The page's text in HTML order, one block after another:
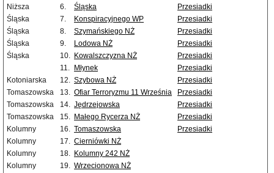
Niższa
6. Śląska
Przesiadki
Śląska
7. Konspiracyjnego WP
Przesiadki
Śląska
8. Szymańskiego NŻ
Przesiadki
Śląska
9. Lodowa NŻ
Przesiadki
Śląska
10. Kowalszczyzna NŻ
Przesiadki
11.
Młynek
Przesiadki
Kotoniarska
12. Szybowa NŻ
Przesiadki
Tomaszowska
13. Ofiar Terroryzmu 11 Września
Przesiadki
Tomaszowska
14. Jędrzejowska
Przesiadki
Tomaszowska
15. Małego Rycerza NŻ
Przesiadki
Kolumny
16. Tomaszowska
Przesiadki
Kolumny
17. Cierniówki NŻ
Kolumny
18. Kolumny 242 NŻ
Kolumny
19. Wrzecionowa NŻ